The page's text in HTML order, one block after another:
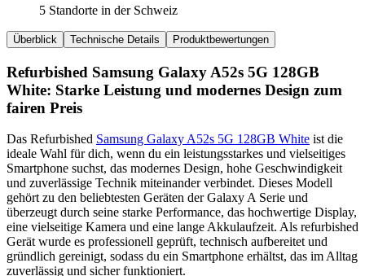
5 Standorte in der Schweiz
Überblick Technische Details Produktbewertungen
Refurbished Samsung Galaxy A52s 5G 128GB
White: Starke Leistung und modernes Design zum
fairen Preis
Das Refurbished Samsung Galaxy A52s 5G 128GB White ist die
ideale Wahl für dich, wenn du ein leistungsstarkes und vielseitiges
Smartphone suchst, das modernes Design, hohe Geschwindigkeit
und zuverlässige Technik miteinander verbindet. Dieses Modell
gehört zu den beliebtesten Geräten der Galaxy A Serie und
überzeugt durch seine starke Performance, das hochwertige Display,
eine vielseitige Kamera und eine lange Akkulaufzeit. Als refurbished
Gerät wurde es professionell geprüft, technisch aufbereitet und
gründlich gereinigt, sodass du ein Smartphone erhältst, das im Alltag
zuverlässig und sicher funktioniert.